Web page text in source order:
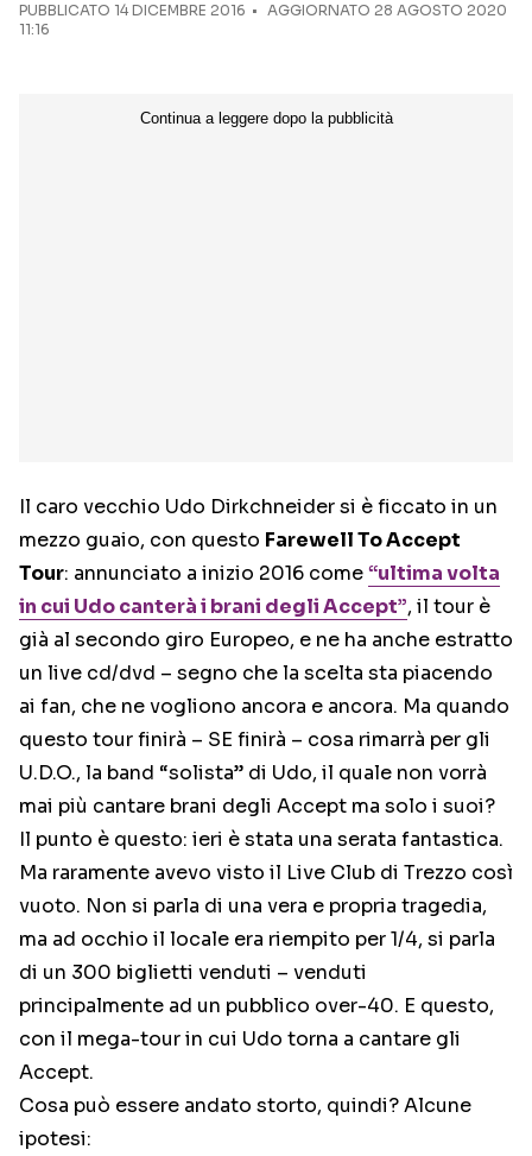
PUBBLICATO 14 DICEMBRE 2016
AGGIORNATO 28 AGOSTO 2020
11:16
Il caro vecchio Udo Dirkchneider si è ficcato in un
mezzo guaio, con questo Farewell To Accept
Tour: annunciato a inizio 2016 come“ultima volta
in cui Udo canterà i brani degli Accept”, il tour è
già al secondo giro Europeo, e ne ha anche estratto
un live cd/dvd – segno che la scelta sta piacendo
ai fan, che ne vogliono ancora e ancora. Ma quando
questo tour finirà – SE finirà – cosa rimarrà per gli
U.D.O., la band “solista” di Udo, il quale non vorrà
mai più cantare brani degli Accept ma solo i suoi?
Il punto è questo: ieri è stata una serata fantastica.
Ma raramente avevo visto il Live Club di Trezzo così
vuoto. Non si parla di una vera e propria tragedia,
ma ad occhio il locale era riempito per 1/4, si parla
di un 300 biglietti venduti – venduti
principalmente ad un pubblico over-40. E questo,
con il mega-tour in cui Udo torna a cantare gli
Accept.
Cosa può essere andato storto, quindi? Alcune
ipotesi: